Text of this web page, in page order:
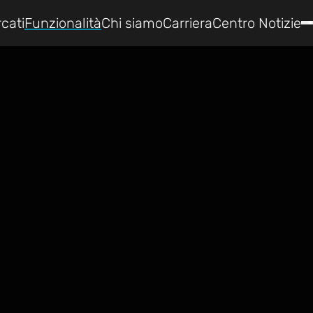
FunzionalitàChi siamoCarrieraCentro Notizie